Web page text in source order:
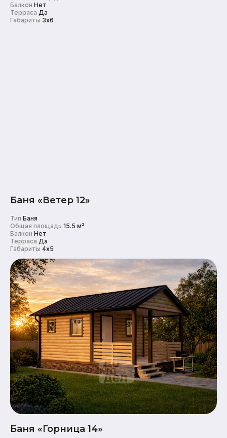
Балкон Нет
Терраса Да
Габариты 3x6
Баня «Ветер 12»
Тип Баня
Общая площадь 15.5 м²
Балкон Нет
Терраса Да
Габариты 4x5
Баня «Горница 14»